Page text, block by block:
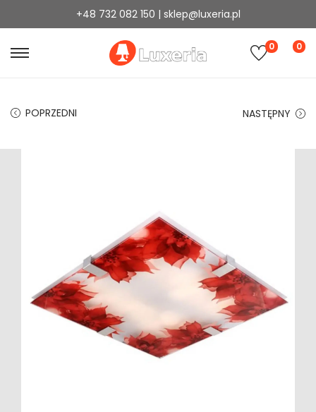
+48 732 082 150 | sklep@luxeria.pl
0 0
POPRZEDNI NASTĘPNY